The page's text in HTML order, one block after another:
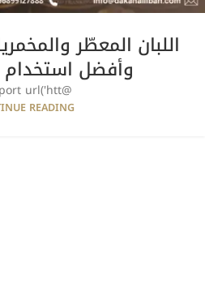
اللبان المعطّر
وأفضل
@import url('htt...
READING